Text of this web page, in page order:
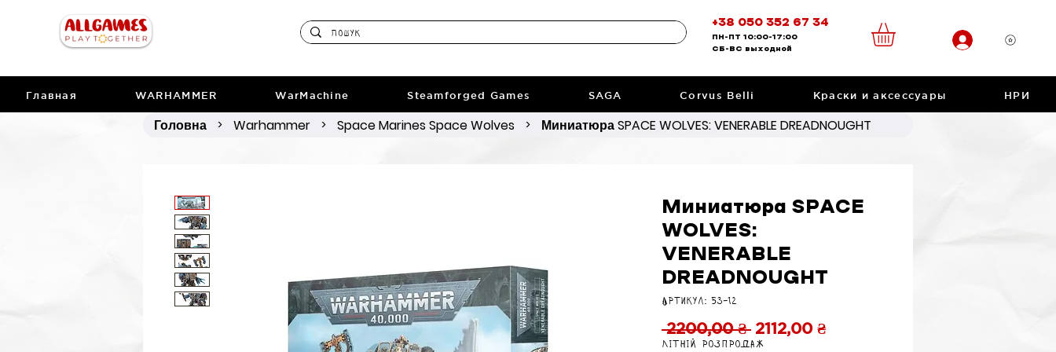
+38 050 352 67 34
ПН-ПТ 10:00-17:00
CБ-ВС выходной
Главная WARHAMMER WarMachine Steamforged Games SAGA Corvus Belli Краски и аксессуары НРИ
Головна > Warhammer > Space Marines Space Wolves > Миниатюра SPACE WOLVES: VENERABLE DREADNOUGHT
Миниатюра SPACE
WOLVES:
VENERABLE
DREADNOUGHT
Артикул: 53-12
2200,00 ₴ Обычная
цена
2112,00 ₴Спеццена
Літній розпродаж